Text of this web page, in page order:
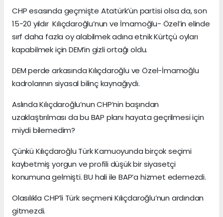
CHP esasında geçmişte Atatürk’ün partisi olsa da, son
15-20 yıldır Kılıçdaroğlu’nun ve İmamoğlu- Özel’in elinde
sırf daha fazla oy alabilmek adına etnik Kürtçü oyları
kapabilmek için DEM’in gizli ortağı oldu.
DEM perde arkasında Kılıçdaroğlu ve Özel-İmamoğlu
kadrolarının siyasal bilinç kaynağıydı.
Aslında Kılıçdaroğlu’nun CHP’nin başından
uzaklaştırılması da bu BAP planı hayata geçrilmesi için
miydi bilemedim?
Çünkü Kılıçdaroğlu Türk Kamuoyunda birçok seçimi
kaybetmiş yorgun ve profili düşük bir siyasetçi
konumuna gelmişti. BU hali ile BAP’a hizmet edemezdi.
Olasılıkla CHP’li Türk seçmeni Kılıçdaroğlu’nun ardından
gitmezdi.